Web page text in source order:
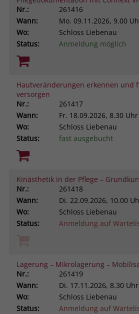
Nr.:
261416
Wann:
Mo. 09.11.2026, 9.00
Wo:
Schloss Liebenau
Status:
Anmeldung möglich
Hautveränderungen erkennen und
versorgen
Nr.:
261417
Wann:
Fr. 18.09.2026, 8.30 Uhr
Wo:
Schloss Liebenau
Status:
fast ausgebucht
Kinästhetik in der Pflege –
Nr.:
261418
Wann:
Di. 22.09.2026, 10.00
Wo:
Schloss Liebenau
Status:
Anmeldung auf
Lagerung – Mikrolagerung –
Nr.:
261419
Wann:
Di. 17.11.2026, 8.30 Uhr
Wo:
Schloss Liebenau
Status:
Anmeldung auf